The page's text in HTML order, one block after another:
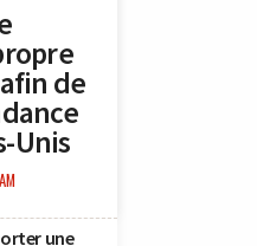
de
Unis
une